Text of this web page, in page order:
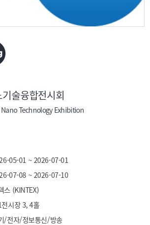
술융합전시회
Technology Exhibition
05-01 ~ 2026-07-01
07-08 ~ 2026-07-10
스 (KINTEX)
시장 3, 4홀
/전자/정보통신/방송